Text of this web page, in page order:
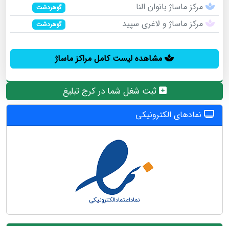
مرکز ماساژ بانوان النا گوهردشت
مرکز ماساژ و لاغری سپید گوهردشت
مشاهده لیست کامل مراکز ماساژ
ثبت شغل شما در کرج تبلیغ
نمادهای الکترونیکی